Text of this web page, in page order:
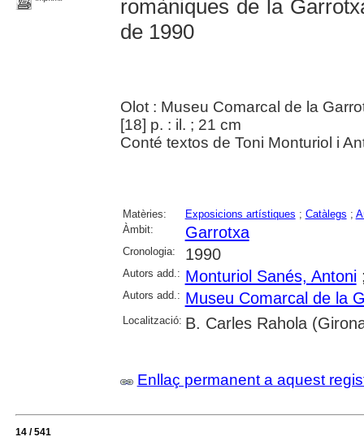
romàniques de la
de 1990
Olot : Museu Comarcal de la
[18] p. : il. ; 21 cm
Conté textos de Toni Monturiol i
Matèries: Exposicions artístiques ; Catàlegs ;
Àmbit:
Garrotxa
Cronologia: 1990
Autors add.: Monturiol Sanés, Antoni
Autors add.: Museu Comarcal de la
Localització: B. Carles Rahola
Enllaç permanent a aquest
14 / 541